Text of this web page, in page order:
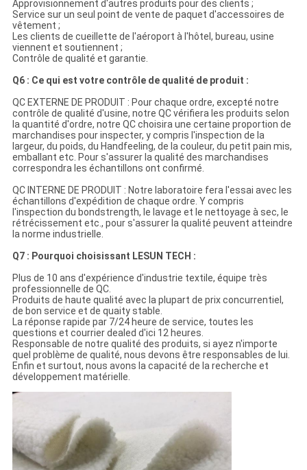
Approvisionnement d'autres produits pour des clients ;
Service sur un seul point de vente de paquet d'accessoires de
vêtement ;
Les clients de cueillette de l'aéroport à l'hôtel, bureau, usine
viennent et soutiennent ;
Contrôle de qualité et garantie.
Q6 : Ce qui est votre contrôle de qualité de produit :
QC EXTERNE DE PRODUIT : Pour chaque ordre, excepté notre
contrôle de qualité d'usine, notre QC vérifiera les produits selon
la quantité d'ordre, notre QC choisira une certaine proportion de
marchandises pour inspecter, y compris l'inspection de la
largeur, du poids, du Handfeeling, de la couleur, du petit pain mis,
emballant etc. Pour s'assurer la qualité des marchandises
correspondra les échantillons ont confirmé.
QC INTERNE DE PRODUIT : Notre laboratoire fera l'essai avec les
échantillons d'expédition de chaque ordre. Y compris
l'inspection du bondstrength, le lavage et le nettoyage à sec, le
rétrécissement etc., pour s'assurer la qualité peuvent atteindre
la norme industrielle.
Q7 : Pourquoi choisissant LESUN TECH :
Plus de 10 ans d'expérience d'industrie textile, équipe très
professionnelle de QC.
Produits de haute qualité avec la plupart de prix concurrentiel,
de bon service et de quaity stable.
La réponse rapide par 7/24 heure de service, toutes les
questions et courrier dealed d'ici 12 heures.
Responsable de notre qualité des produits, si ayez n'importe
quel problème de qualité, nous devons être responsables de lui.
Enfin et surtout, nous avons la capacité de la recherche et
développement matérielle.